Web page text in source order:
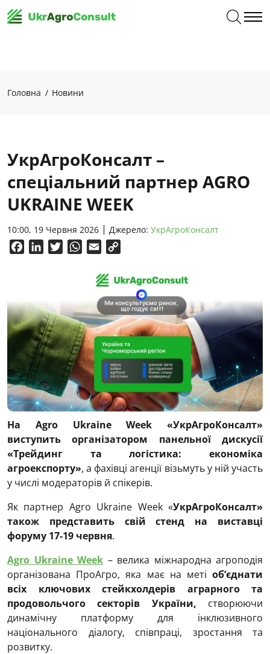
Головна Новини
УкрАгроКонсалт –
спеціальний партнер AGRO
UKRAINE WEEK
10:00, 19 Червня 2026 Джерело: УкрАгроКонсалт
FacebookLinkedInTwitterWhatsApp
Email
На Agro Ukraine Week «УкрАгроКонсалт»
виступить організатором панельної дискусії
«Трейдинг та логістика: економіка
агроекспорту», а фахівці агенції візьмуть у ній участь
у числі модераторів й спікерів.
Як партнер Agro Ukraine Week «УкрАгроКонсалт»
також представить свій стенд на виставці
форуму 17-19 червня.
Agro Ukraine Week – велика міжнародна агроподія
організована ПроАгро, яка має на меті об’єднати
всіх ключових стейкхолдерів аграрного та
продовольчого секторів України, створюючи
динамічну платформу для інклюзивного
національного діалогу, співпраці, зростання та
розвитку.